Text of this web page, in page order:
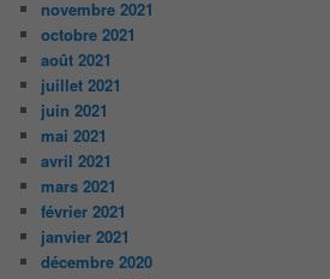
novembre 2021
octobre 2021
août 2021
juillet 2021
juin 2021
mai 2021
avril 2021
mars 2021
février 2021
janvier 2021
décembre 2020